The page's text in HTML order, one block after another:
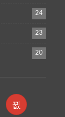
24
23
20